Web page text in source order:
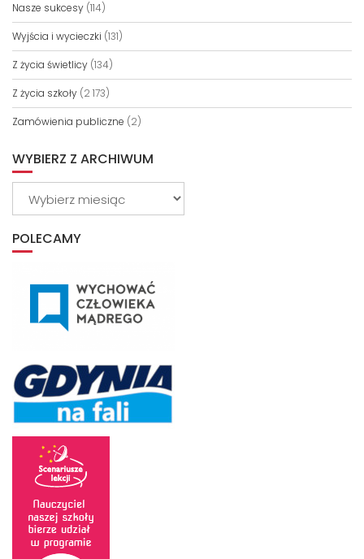
Nasze sukcesy (114)
Wyjścia i wycieczki (131)
Z życia świetlicy (134)
Z życia szkoły (2 173)
Zamówienia publiczne (2)
WYBIERZ Z ARCHIWUM
POLECAMY